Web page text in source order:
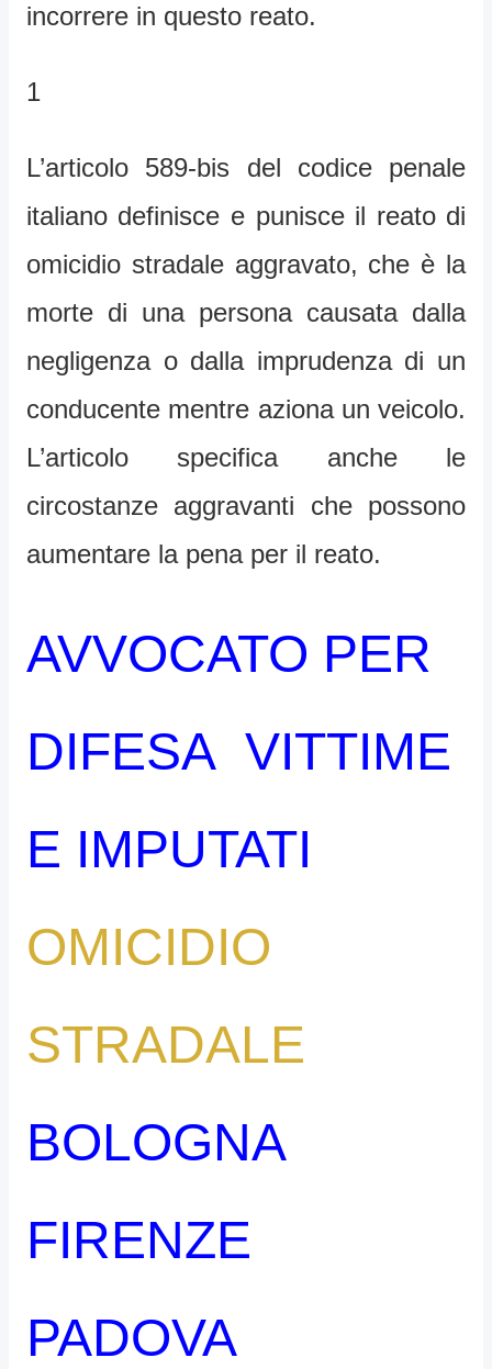
incorrere in questo reato.
1
L’articolo 589-bis del codice penale
italiano definisce e punisce il reato di
omicidio stradale aggravato, che è la
morte di una persona causata dalla
negligenza o dalla imprudenza di un
conducente mentre aziona un veicolo.
L’articolo specifica anche le
circostanze aggravanti che possono
aumentare la pena per il reato.
AVVOCATO PER
DIFESA VITTIME
E IMPUTATI
OMICIDIO
STRADALE
BOLOGNA
FIRENZE
PADOVA